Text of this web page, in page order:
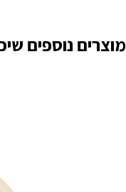
מוצרים נוספים